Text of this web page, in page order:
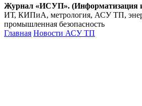
Журнал «ИСУП». (Информатизация
ИТ, КИПиА, метрология, АСУ ТП,
промышленная безопасность
Главная Новости АСУ ТП